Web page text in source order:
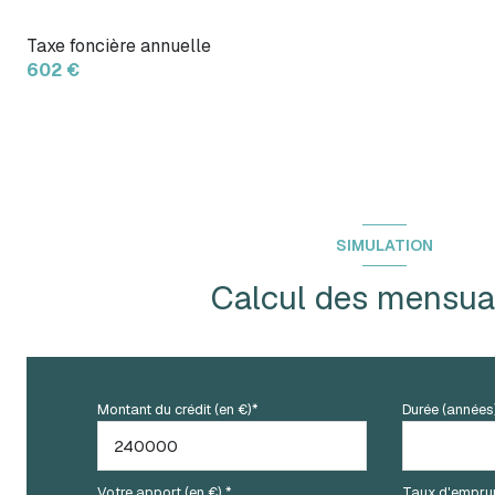
Taxe foncière annuelle
602 €
SIMULATION
Calcul des
Montant du crédit (en €)* Durée